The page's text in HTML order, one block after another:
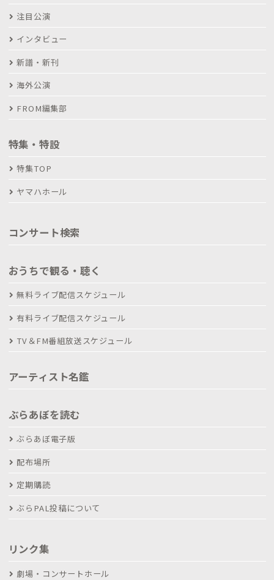
注目公演
インタビュー
新譜・新刊
海外公演
FROM編集部
特集・特設
特集TOP
ヤマハホール
コンサート検索
おうちで観る・聴く
無料ライブ配信スケジュール
有料ライブ配信スケジュール
TV＆FM番組放送スケジュール
アーティスト名鑑
ぶらあぼを読む
ぶらあぼ電子版
配布場所
定期購読
ぶらPAL投稿について
リンク集
劇場・コンサートホール